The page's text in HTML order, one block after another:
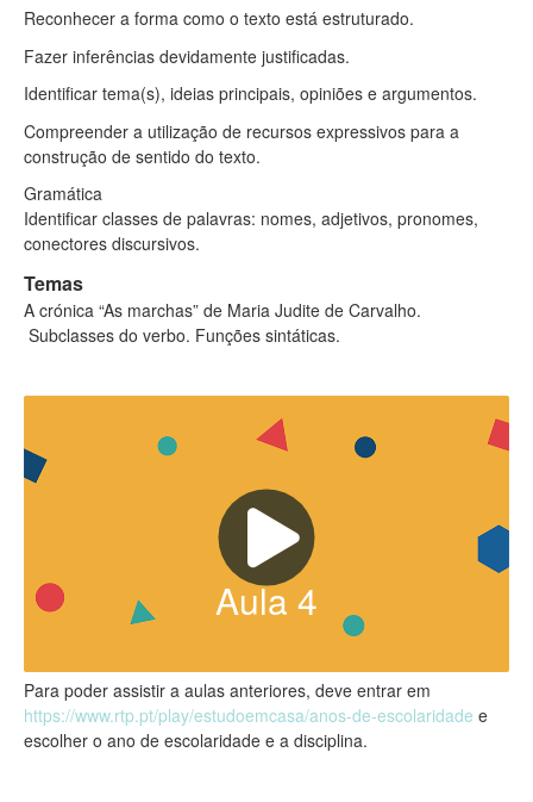
Reconhecer a forma como o texto está estruturado.
Fazer inferências devidamente justificadas.
Identificar tema(s), ideias principais, opiniões e argumentos.
Compreender a utilização de recursos expressivos para a
construção de sentido do texto.
Gramática
Identificar classes de palavras: nomes, adjetivos, pronomes,
conectores discursivos.
Temas
A crónica “As marchas” de Maria Judite de Carvalho.
Subclasses do verbo. Funções sintáticas.
Aula 4
Para poder assistir a aulas anteriores, deve entrar em
https://www.rtp.pt/play/estudoemcasa/anos-de-escolaridade e
escolher o ano de escolaridade e a disciplina.